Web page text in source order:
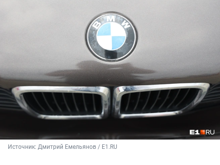
Источник: Дмитрий Емельянов / E1.RU